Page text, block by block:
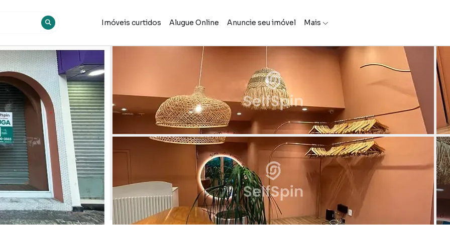
Imóveis curtidos Alugue Online Anuncie seu imóvel Mais